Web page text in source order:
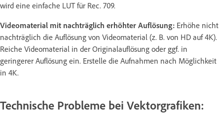
wird eine einfache LUT für Rec. 709.
Videomaterial mit nachträglich erhöhter Auflösung: Erhöhe nicht
nachträglich die Auflösung von Videomaterial (z. B. von HD auf 4K).
Reiche Videomaterial in der Originalauflösung oder ggf. in
geringerer Auflösung ein. Erstelle die Aufnahmen nach Möglichkeit
in 4K.
Technische Probleme bei Vektorgrafiken: